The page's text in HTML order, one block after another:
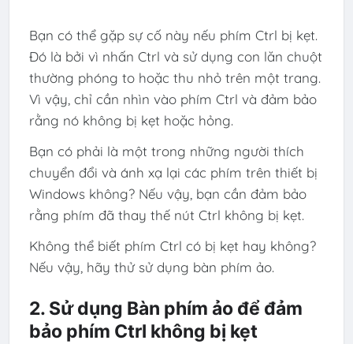
Bạn có thể gặp sự cố này nếu phím Ctrl bị kẹt.
Đó là bởi vì nhấn Ctrl và sử dụng con lăn chuột
thường phóng to hoặc thu nhỏ trên một trang.
Vì vậy, chỉ cần nhìn vào phím Ctrl và đảm bảo
rằng nó không bị kẹt hoặc hỏng.
Bạn có phải là một trong những người thích
chuyển đổi và ánh xạ lại các phím trên thiết bị
Windows không? Nếu vậy, bạn cần đảm bảo
rằng phím đã thay thế nút Ctrl không bị kẹt.
Không thể biết phím Ctrl có bị kẹt hay không?
Nếu vậy, hãy thử sử dụng bàn phím ảo.
2. Sử dụng Bàn phím ảo để đảm
bảo phím Ctrl không bị kẹt